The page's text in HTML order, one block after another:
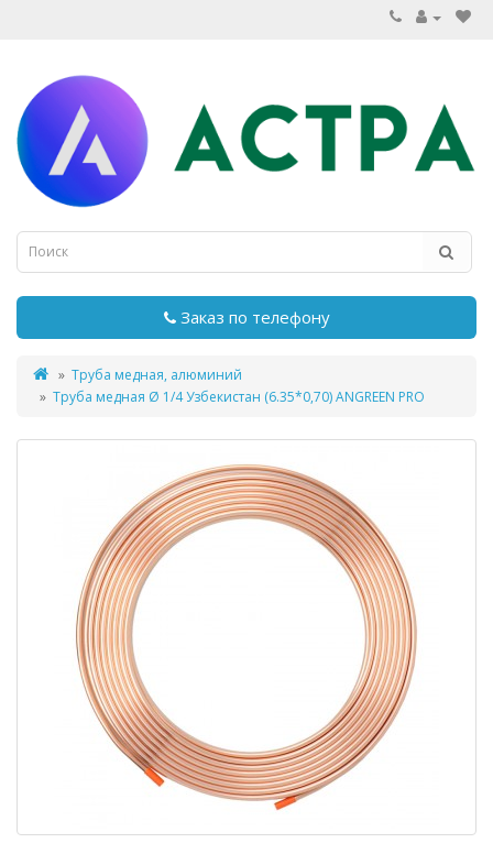
Заказ по телефону
Труба медная, алюминий
Труба медная Ø 1/4 Узбекистан (6.35*0,70) ANGREEN PRO